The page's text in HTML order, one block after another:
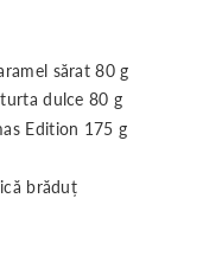
sărat 80 g
dulce 80 g
Edition 175 g
brăduț